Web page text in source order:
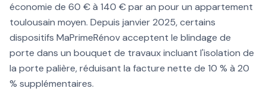
économie de 60 € à 140 € par an pour un appartement
toulousain moyen. Depuis janvier 2025, certains
dispositifs MaPrimeRénov acceptent le blindage de
porte dans un bouquet de travaux incluant l'isolation de
la porte palière, réduisant la facture nette de 10 % à 20
% supplémentaires.